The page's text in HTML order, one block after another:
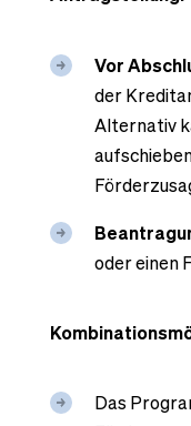
Vor
der
Alternativ
oder einen
Das